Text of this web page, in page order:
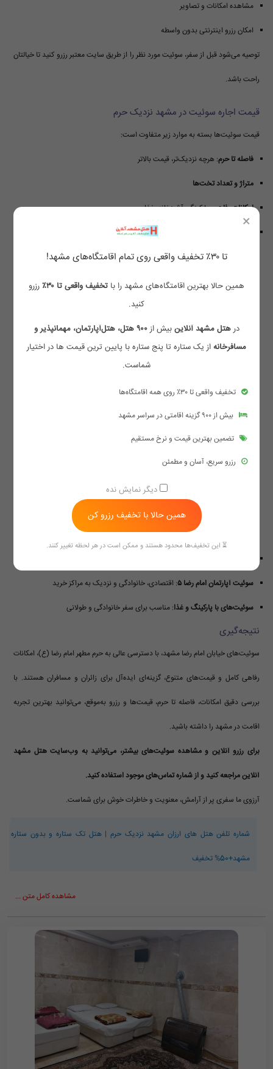
مشاهده امکانات و تصاویر
امکان رزرو اینترنتی بدون واسطه
توصیه می‌شود قبل از سفر، سوئیت مورد نظر را از طریق سایت معتبر رزرو کنید تا خیالتان
راحت باشد.
قیمت اجاره سوئیت در مشهد نزدیک حرم
قیمت سوئیت‌ها بسته به موارد زیر متفاوت است:
فاصله تا حرم: هرچه نزدیک‌تر، قیمت بالاتر
متراژ و تعداد تخت‌ها
امکانات رفاهی: پارکینگ، آشپزخانه، غذا
با مراجعه بهوب‌سایت هتل مشهد آنلاینمی‌توانید قیمت‌ها را به‌روز مشاهده و
مقایسه کنید.
نکات مهم برای انتخاب بهترین سوئیت
بررسی امکانات و شرایط سوئیت
مشاهده نظرات سایر مسافران برای اطمینان
هتل‌ها و سوئیت‌های مرتبط با خیابان امام رضا
برای تجربه اقامتی راحت‌تر، برخی هتل‌ها و سوئیت‌های پیشنهادی در خیابان امام رضا:
سوئیت آپارتمان امام رضا ۵ : اقتصادی، خانوادگی و نزدیک به مراکز خرید
سوئیت‌های با پارکینگ و غذا: مناسب برای سفر خانوادگی و طولانی
نتیجه‌گیری
سوئیت‌های خیابان امام رضا مشهد، با دسترسی عالی به حرم مطهر امام رضا (ع)، امکانات
رفاهی کامل و قیمت‌های متنوع، گزینه‌ای ایده‌آل برای زائران و مسافران هستند. با
بررسی دقیق امکانات، فاصله تا حرم، قیمت‌ها و رزرو به‌موقع، می‌توانید بهترین تجربه
اقامت در مشهد را داشته باشید.
برای رزرو آنلاین و مشاهده سوئیت‌های بیشتر، می‌توانید به وب‌سایت هتل مشهد
آنلاین مراجعه کنید و از شماره تماس‌های موجود استفاده کنید.
آرزوی ما سفری پر از آرامش، معنویت و خاطرات خوش برای شماست.
شماره تلفن هتل های ارزان مشهد نزدیک حرم | هتل تک ستاره و بدون ستاره
مشهد+50% تخفیف
مشاهده کامل متن ...
×
تا ۳۰٪ تخفیف واقعی روی تمام اقامتگاه‌های مشهد!
همین حالا بهترین اقامتگاه‌های مشهد را با تخفیف واقعی تا ۳۰٪
رزرو
کنید.
درهتل مشهد آنلاین بیش از
۹۰۰ هتل، هتل‌آپارتمان، مهمانپذیر و
مسافرخانه از یک ستاره تا پنج ستاره با پایین ترین قیمت ها در اختیار
شماست.
تخفیف واقعی تا ۳۰٪ روی همه اقامتگاه‌ها
بیش از ۹۰۰ گزینه اقامتی در سراسر مشهد
تضمین بهترین قیمت و نرخ مستقیم
رزرو سریع، آسان و مطمئن
دیگر نمایش نده
همین حالا با تخفیف رزرو کن
⏳ این تخفیف‌ها محدود هستند و ممکن است در هر لحظه تغییر کنند.